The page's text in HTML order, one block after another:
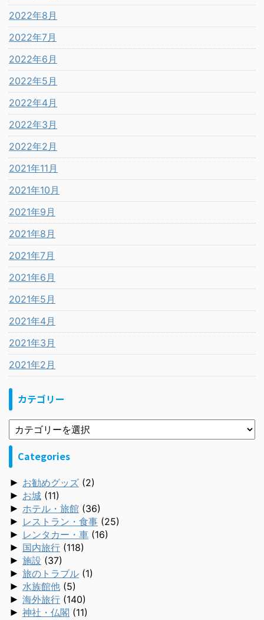
2022年8月
2022年7月
2022年6月
2022年5月
2022年4月
2022年3月
2022年2月
2021年11月
2021年10月
2021年9月
2021年8月
2021年7月
2021年6月
2021年5月
2021年4月
2021年3月
2021年2月
カテゴリー
Categories
► お勧めグッズ (2)
► お城 (11)
► ホテル・旅館 (36)
► レストラン・食事 (25)
► レンタカー・車 (16)
► 国内旅行 (118)
► 施設 (37)
► 旅のトラブル (1)
► 水族館他 (5)
► 海外旅行 (140)
► 神社・仏閣 (11)